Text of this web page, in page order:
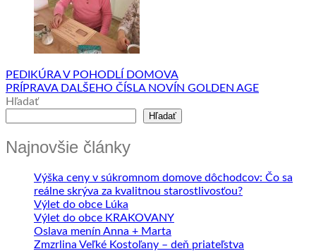
PEDIKÚRA V POHODLÍ DOMOVA
PRÍPRAVA DALŠEHO ČÍSLA NOVÍN GOLDEN AGE
Hľadať
Hľadať
Najnovšie články
Výška ceny v súkromnom domove dôchodcov: Čo sa
reálne skrýva za kvalitnou starostlivosťou?
Výlet do obce Lúka
Výlet do obce KRAKOVANY
Oslava menín Anna + Marta
Zmzrlina Veľké Kostoľany – deň priateľstva